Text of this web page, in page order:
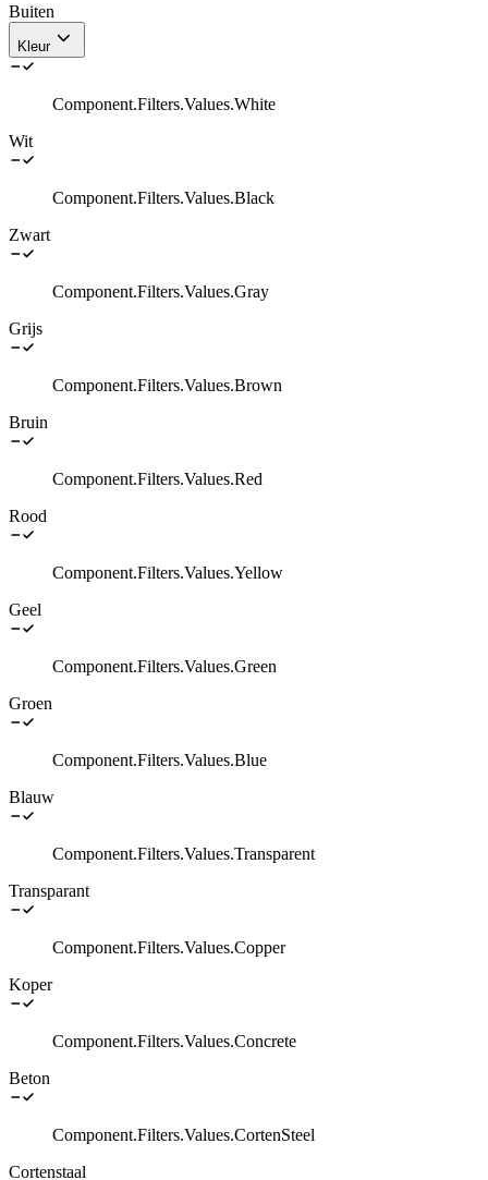
Buiten
Kleur
Component.Filters.Values.White
Wit
Component.Filters.Values.Black
Zwart
Component.Filters.Values.Gray
Grijs
Component.Filters.Values.Brown
Bruin
Component.Filters.Values.Red
Rood
Component.Filters.Values.Yellow
Geel
Component.Filters.Values.Green
Groen
Component.Filters.Values.Blue
Blauw
Component.Filters.Values.Transparent
Transparant
Component.Filters.Values.Copper
Koper
Component.Filters.Values.Concrete
Beton
Component.Filters.Values.CortenSteel
Cortenstaal